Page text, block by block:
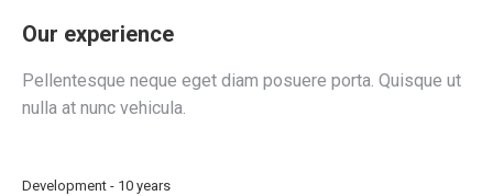
Our experience
Pellentesque neque eget diam posuere porta. Quisque ut
nulla at nunc vehicula.
Development - 10 years